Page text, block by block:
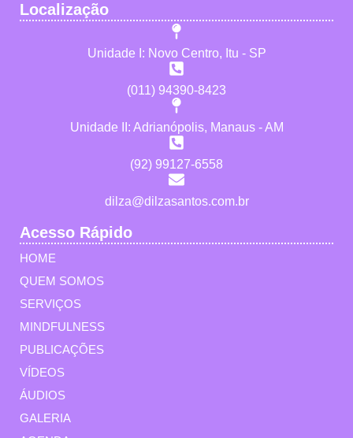
Localização
Unidade I: Novo Centro, Itu - SP
(011) 94390-8423
Unidade II: Adrianópolis, Manaus - AM
(92) 99127-6558
dilza@dilzasantos.com.br
Acesso Rápido
HOME
QUEM SOMOS
SERVIÇOS
MINDFULNESS
PUBLICAÇÕES
VÍDEOS
ÁUDIOS
GALERIA